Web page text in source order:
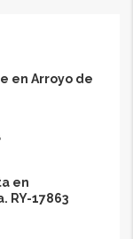
en Arroyo de
en
RY-17863